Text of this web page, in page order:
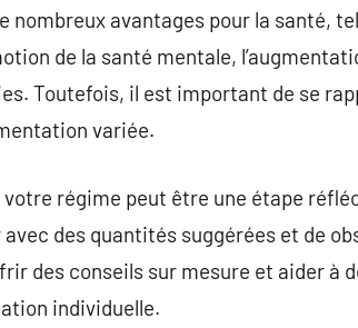
avantages pour la santé,
de la santé mentale,
Toutefois, il est important de se
variée.
régime peut être une étape
des quantités suggérées et de
des conseils sur mesure et aider à
individuelle.